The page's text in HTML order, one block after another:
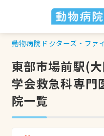
動物病院ドクターズ・ファ
東部市場前駅(
学会救急科専門
院一覧